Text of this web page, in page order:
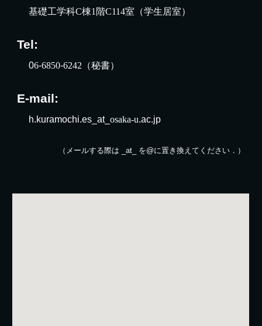
基礎工学科C棟1階C114室（学生居室）
Tel:
06-6850-6242（秘書）
E-mail:
h.kuramochi.es_at_osaka-u.ac.jp
（ メールする際は _at_ を@に置き換えてください．）